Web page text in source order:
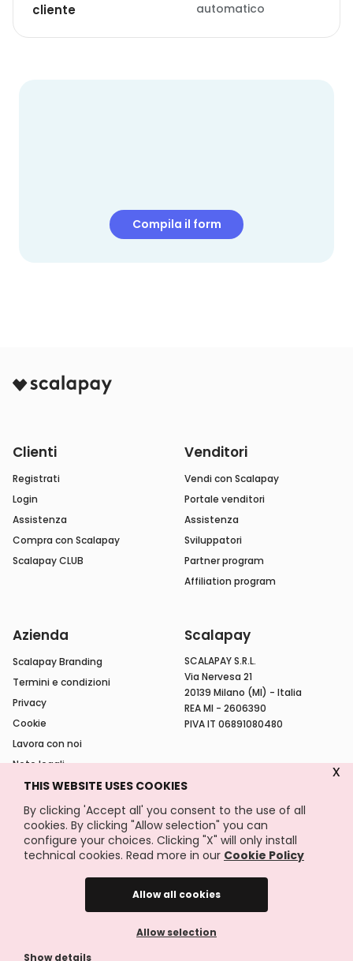
x
THIS WEBSITE USES COOKIES
By clicking 'Accept all' you consent to the use of all
cookies. By clicking "Allow selection" you can
configure your choices. Clicking "X" will only install
technical cookies. Read more in our Cookie Policy
Allow all cookies
Allow selection
Show details
cliente
automatico
Compila il form
Clienti
Registrati
Login
Assistenza
Compra con Scalapay
Scalapay CLUB
Venditori
Vendi con Scalapay
Portale venditori
Assistenza
Sviluppatori
Partner program
Affiliation program
Azienda
Scalapay Branding
Termini e condizioni
Privacy
Cookie
Lavora con noi
Note legali
Hackathon
Scalapay
SCALAPAY S.R.L.
Via Nervesa 21
20139 Milano (MI) - Italia
REA MI - 2606390
PIVA IT 06891080480
© Copyright 2026 Scalapay All Rights Reserved